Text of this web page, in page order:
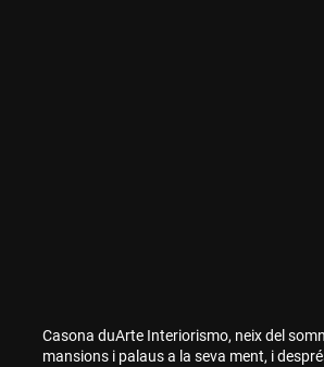
Casona duArte Interiorismo, neix del
mansions i palaus a la seva ment, i